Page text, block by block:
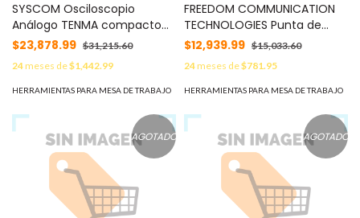
SYSCOM Osciloscopio
Análogo TENMA compacto
de Mesa, 2 Canales, 30 MHz.
MOD: 72-2580
$23,878.99 $31,215.60
24meses de$1,442.99
HERRAMIENTAS PARA MESA DE TRABAJO
FREEDOM COMMUNICATION
TECHNOLOGIES Punta de
prueba para osciloscopio en
el R2600D. MOD: RTL-4011A
$12,939.99 $15,033.60
24meses de$781.95
HERRAMIENTAS PARA MESA DE TRABAJO
AGOTADO AGOTADO